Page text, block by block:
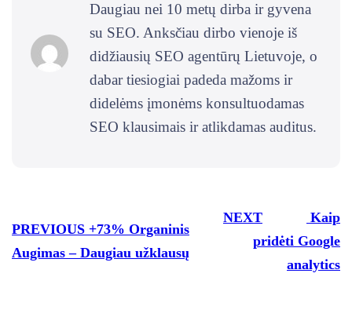
Daugiau nei 10 metų dirba ir gyvena
su SEO. Anksčiau dirbo vienoje iš
didžiausių SEO agentūrų Lietuvoje, o
dabar tiesiogiai padeda mažoms ir
didelėms įmonėms konsultuodamas
SEO klausimais ir atlikdamas auditus.
PREVIOUS +73% Organinis
Augimas – Daugiau užklausų
NEXT
Kaip
pridėti Google
analytics